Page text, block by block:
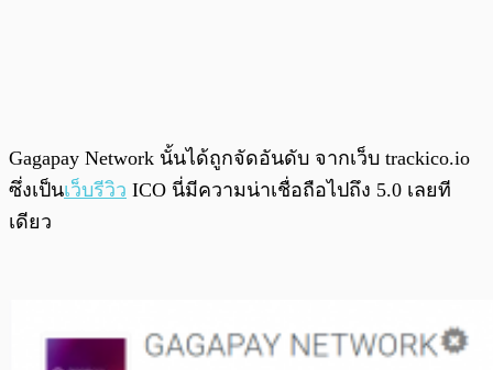
Gagapay Network นั้นได้ถูกจัดอันดับ จากเว็บ trackico.io
ซึ่งเป็นเว็บรีวิว ICO นี่มีความน่าเชื่อถือไปถึง 5.0 เลยที
เดียว